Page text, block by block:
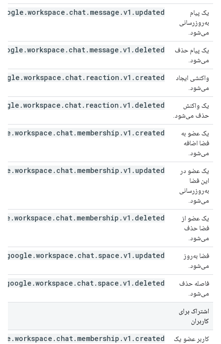
یک پیام
به‌روزرسانی
می‌شود.
یک پیام حذف
می‌شود.
واکنشی ایجاد
می‌شود.
یک واکنش
حذف می‌شود.
یک عضو به
فضا اضافه
می‌شود.
یک عضو در
این فضا
به‌روزرسانی
می‌شود.
یک عضو از
فضا حذف
می‌شود.
فضا به‌روز
می‌شود.
google.workspace.chat.space.v1.updated
فاصله حذف
می‌شود.
google.workspace.chat.space.v1.deleted
اشتراک برای
کاربران
کاربر عضو یک